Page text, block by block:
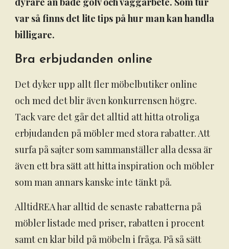
var så finns det lite tips på hur man kan handla
billigare.
Bra erbjudanden online
Det dyker upp allt fler möbelbutiker online
och med det blir även konkurrensen högre.
Tack vare det går det alltid att hitta otroliga
erbjudanden på möbler med stora rabatter. Att
surfa på sajter som sammanställer alla dessa är
även ett bra sätt att hitta inspiration och möbler
som man annars kanske inte tänkt på.
AlltidREA har alltid de senaste rabatterna på
möbler listade med priser, rabatten i procent
samt en klar bild på möbeln i fråga. På så sätt